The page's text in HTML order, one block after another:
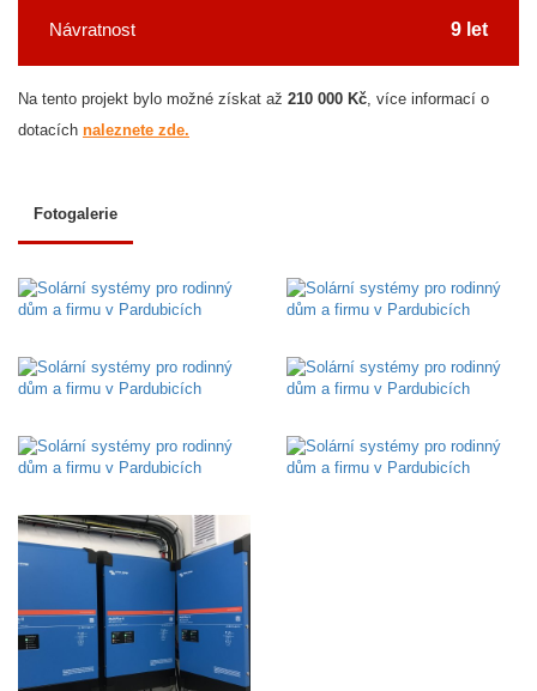
Návratnost 9 let
Na tento projekt bylo možné získat až 210 000 Kč, více informací o
dotacích naleznete zde.
Fotogalerie